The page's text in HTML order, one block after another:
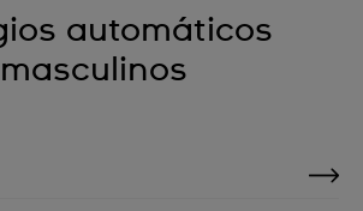
automáticos
masculinos